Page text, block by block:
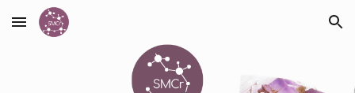
Skip to main content Skip to navigation